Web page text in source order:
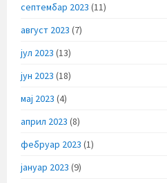
септембар 2023 (11)
август 2023 (7)
јул 2023 (13)
јун 2023 (18)
мај 2023 (4)
април 2023 (8)
фебруар 2023 (1)
јануар 2023 (9)